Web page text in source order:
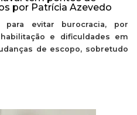
por Patrícia Azevedo
para evitar burocracia, por
e dificuldades em
de escopo, sobretudo